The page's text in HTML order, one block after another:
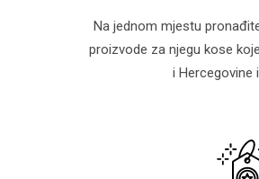
Na jednom mjestu
proizvode za njegu kose
i Hercegovine